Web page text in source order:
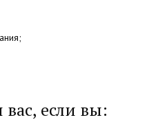
вас, если вы: